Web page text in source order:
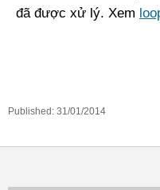
đã được xử lý. Xem
Published: 31/01/2014